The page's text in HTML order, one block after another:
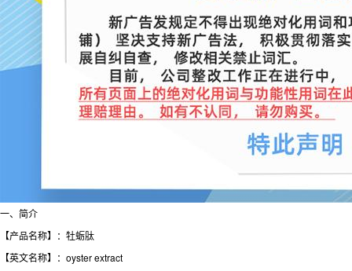
一、简介
【产品名称】：牡蛎肽
【英文名称】：oyster extract